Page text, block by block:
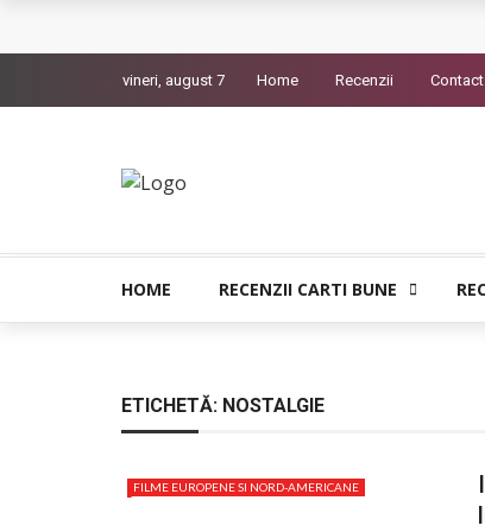
Bolla – O iubire interzisa din Pristina
Indragostitii de Franz K. – Justitiarii
vineri, august 7 Home Recenzii Contact
HOME RECENZII CARTI BUNE
ETICHETĂ: NOSTALGIE
FILME EUROPENE SI NORD-AMERICANE